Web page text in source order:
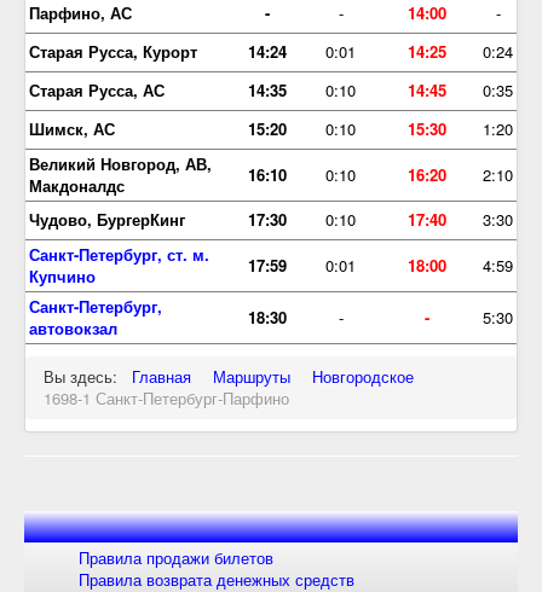
Парфино, АС
- - 14:00
-
Старая Русса, Курорт
14:24 0:01 14:25
0:24
Старая Русса, АС
14:35 0:10 14:45
0:35
Шимск, АС
15:20 0:10 15:30
1:20
Великий Новгород, АВ,
Макдоналдс
16:10 0:10 16:20
2:10
Чудово, БургерКинг
17:30 0:10 17:40
3:30
Санкт-Петербург, ст. м.
Купчино
17:59 0:01 18:00
4:59
Санкт-Петербург,
автовокзал
18:30 - - 5:30
Вы здесь: Главная Маршруты
Новгородское
1698-1 Санкт-Петербург-Парфино
Правила продажи билетов
Правила возврата денежных средств